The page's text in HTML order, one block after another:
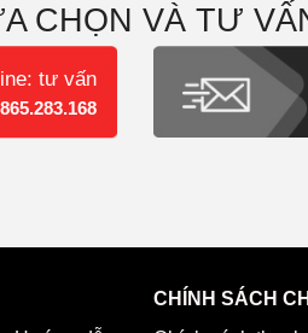
CHỌN VÀ TƯ
tư vấn
CHÍNH SÁCH